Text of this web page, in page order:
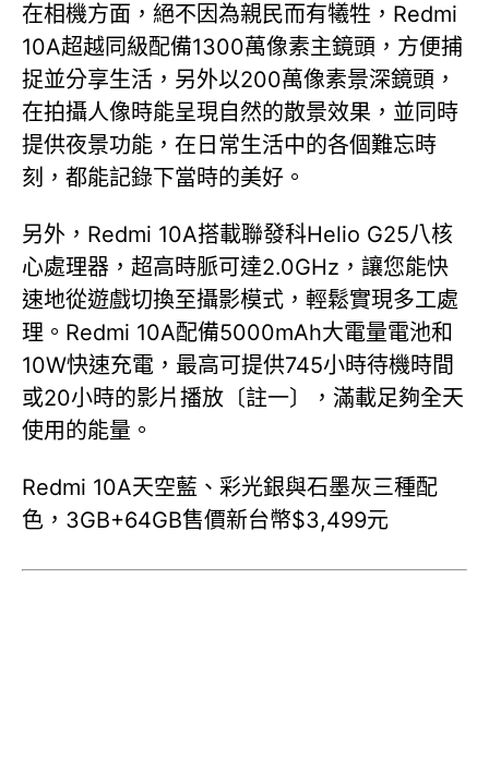
在相機方面，絕不因為親民而有犧牲，Redmi
10A超越同級配備1300萬像素主鏡頭，方便捕
捉並分享生活，另外以200萬像素景深鏡頭，
在拍攝人像時能呈現自然的散景效果，並同時
提供夜景功能，在日常生活中的各個難忘時
刻，都能記錄下當時的美好。
另外，Redmi 10A搭載聯發科Helio G25八核
心處理器，超高時脈可達2.0GHz，讓您能快
速地從遊戲切換至攝影模式，輕鬆實現多工處
理。Redmi 10A配備5000mAh大電量電池和
10W快速充電，最高可提供745小時待機時間
或20小時的影片播放〔註一〕，滿載足夠全天
使用的能量。
Redmi 10A天空藍、彩光銀與石墨灰三種配
色，3GB+64GB售價新台幣$3,499元